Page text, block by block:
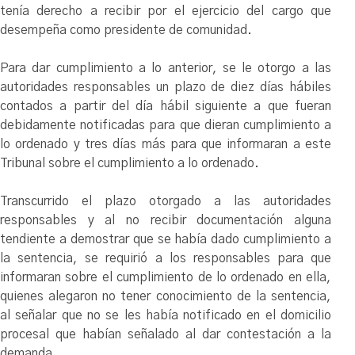
tenía derecho a recibir por el ejercicio del cargo que
desempeña como presidente de comunidad.
Para dar cumplimiento a lo anterior, se le otorgo a las
autoridades responsables un plazo de diez días hábiles
contados a partir del día hábil siguiente a que fueran
debidamente notificadas para que dieran cumplimiento a
lo ordenado y tres días más para que informaran a este
Tribunal sobre el cumplimiento a lo ordenado.
Transcurrido el plazo otorgado a las autoridades
responsables y al no recibir documentación alguna
tendiente a demostrar que se había dado cumplimiento a
la sentencia, se requirió a los responsables para que
informaran sobre el cumplimiento de lo ordenado en ella,
quienes alegaron no tener conocimiento de la sentencia,
al señalar que no se les había notificado en el domicilio
procesal que habían señalado al dar contestación a la